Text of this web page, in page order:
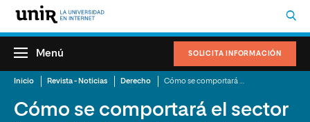
SOLICITA INFORMACIÓN
Menú
Inicio Revista - Noticias Derecho
Cómo se comportará el sector